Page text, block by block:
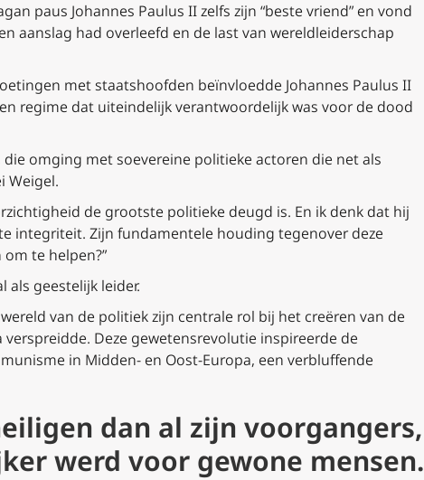
paus Johannes Paulus II zelfs zijn “beste vriend” en vond
aanslag had overleefd en de last van wereldleiderschap
met staatshoofden beïnvloedde Johannes Paulus II
regime dat uiteindelijk verantwoordelijk was voor de dood
die omging met soevereine politieke actoren die net als
Weigel.
de grootste politieke deugd is. En ik denk dat hij
integriteit. Zijn fundamentele houding tegenover deze
te helpen?”
als geestelijk leider.
van de politiek zijn centrale rol bij het creëren van de
Deze gewetensrevolutie inspireerde de
in Midden- en Oost-Europa, een verbluffende
dan al zijn voorgangers,
werd voor gewone mensen.